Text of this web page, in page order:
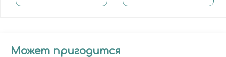
Может пригодится